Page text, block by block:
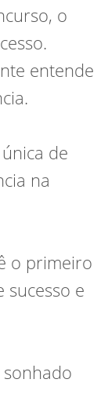
o
entende
de
na
o primeiro
sucesso e
sonhado